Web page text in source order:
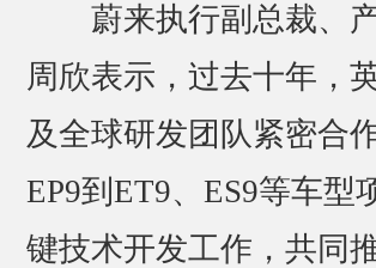
蔚来执行副总裁、产
周欣表示，过去十年，
及全球研发团队紧密合
EP9到ET9、ES9等车型
键技术开发工作，共同